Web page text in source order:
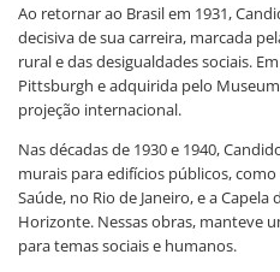
Ao retornar ao Brasil em 1931,
decisiva de sua carreira, marcada
rural e das desigualdades sociais.
Pittsburgh e adquirida pelo
projeção internacional.
Nas décadas de 1930 e 1940,
murais para edifícios públicos,
Saúde, no Rio de Janeiro, e a Capela
Horizonte. Nessas obras, manteve
para temas sociais e humanos.